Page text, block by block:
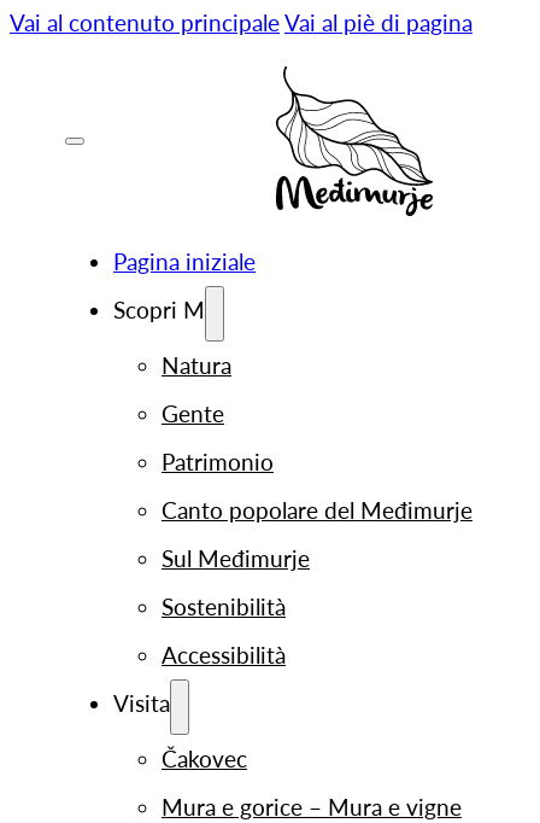
Vai al contenuto principaleVai al piè di pagina
Pagina iniziale
Scopri M
Natura
Gente
Patrimonio
Canto popolare del Međimurje
Sul Međimurje
Sostenibilità
Accessibilità
Visita
Čakovec
Mura e gorice – Mura e vigne